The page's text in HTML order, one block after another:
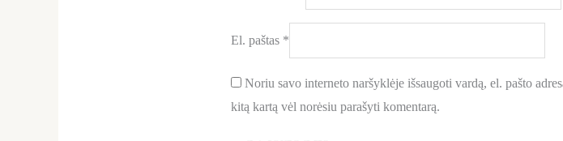
El. paštas *
Noriu savo interneto naršyklėje išsaugoti vardą, el. pašto
kitą kartą vėl norėsiu parašyti komentarą.